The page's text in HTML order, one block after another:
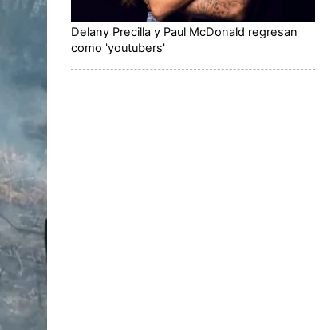
Delany Precilla y Paul McDonald regresan
como 'youtubers'